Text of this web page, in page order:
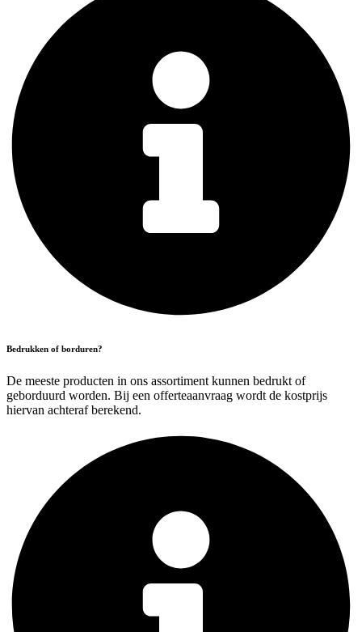
Bedrukken of borduren?
De meeste producten in ons assortiment kunnen bedrukt of
geborduurd worden. Bij een offerteaanvraag wordt de kostprijs
hiervan achteraf berekend.